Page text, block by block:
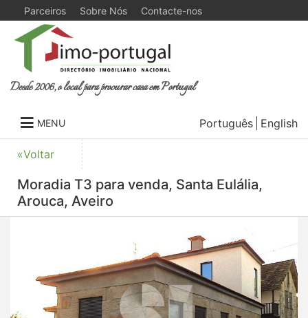
Parceiros Sobre Nós Contacte-nos
Desde 2006, o local para procurar casa em Portugal
MENU Português English
«Voltar
Moradia T3 para venda, Santa Eulália,
Arouca, Aveiro